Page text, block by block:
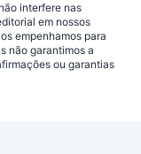
interfere nas
em nossos
empenhamos para
não garantimos a
ou garantias